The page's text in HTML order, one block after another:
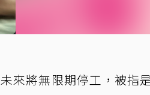
來將無限期停工，被指